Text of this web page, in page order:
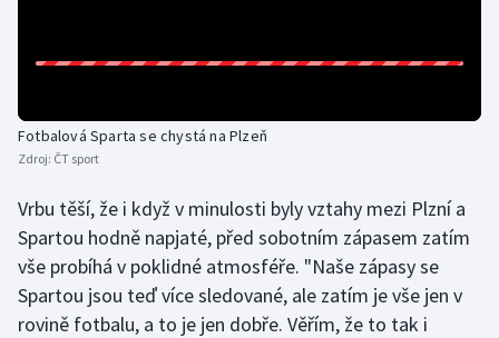
Ragby
Rychlobruslení
Rychlostní kanoistika
Short track
Fotbalová Sparta se chystá na Plzeň
Zdroj: ČT sport
Vrbu těší, že i když v minulosti byly vztahy mezi Plzní a
Spartou hodně napjaté, před sobotním zápasem zatím
vše probíhá v poklidné atmosféře. "Naše zápasy se
Spartou jsou teď více sledované, ale zatím je vše jen v
rovině fotbalu, a to je jen dobře. Věřím, že to tak i